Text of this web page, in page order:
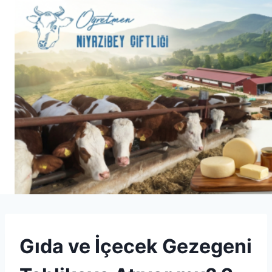
UNCATEGORIZED
Gıda ve İçecek Gezegeni